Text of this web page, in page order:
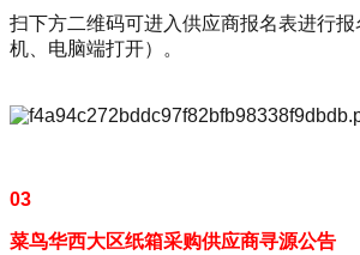
扫下方二维码可进入供应商报名表进行
机、电脑端打开）。
03
菜鸟华西大区纸箱采购供应商寻源公告